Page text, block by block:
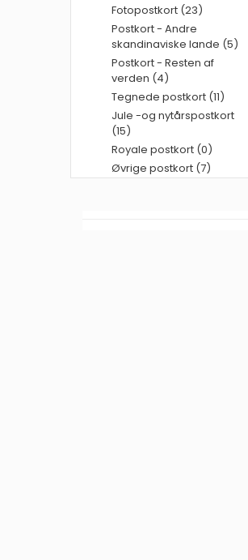
Fotopostkort (23)
Postkort - Andre
skandinaviske lande (5)
Postkort - Resten af
verden (4)
Tegnede postkort (11)
Jule -og nytårspostkort
(15)
Royale postkort (0)
Øvrige postkort (7)